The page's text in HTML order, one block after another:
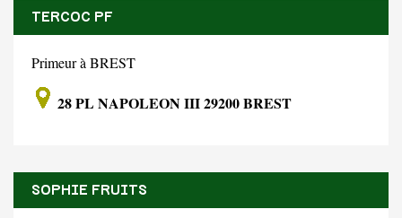
TERCOC PF
Primeur à BREST
28 PL NAPOLEON III 29200 BREST
SOPHIE FRUITS